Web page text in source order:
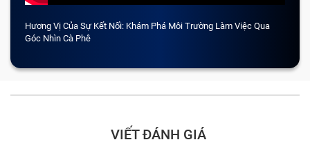
Hương Vị Của Sự Kết Nối: Khám Phá Môi Trường Làm Việc Qua
Góc Nhìn Cà Phê
VIẾT ĐÁNH GIÁ